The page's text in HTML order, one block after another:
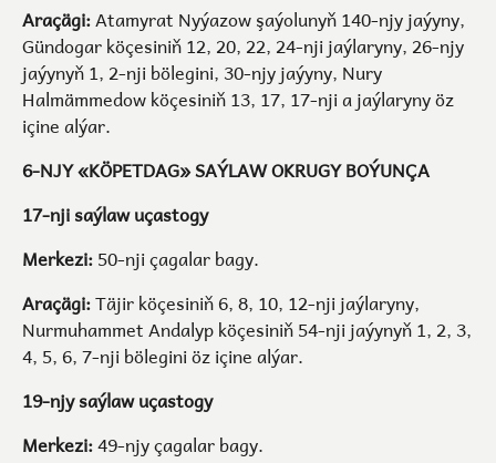
Araçägi:Atamyrat Nyýazow şaýolunyň 140-njy jaýyny,
Gündogar köçesiniň 12, 20, 22, 24-nji jaýlaryny, 26-njy
jaýynyň 1, 2-nji bölegini, 30-njy jaýyny, Nury
Halmämmedow köçesiniň 13, 17, 17-nji a jaýlaryny öz
içine alýar.
6-NJY «KÖPETDAG» SAÝLAW OKRUGY BOÝUNÇA
17-nji saýlaw uçastogy
Merkezi:50-nji çagalar bagy.
Araçägi:Täjir köçesiniň 6, 8, 10, 12-nji jaýlaryny,
Nurmuhammet Andalyp köçesiniň 54-nji jaýynyň 1, 2, 3,
4, 5, 6, 7-nji bölegini öz içine alýar.
19-njy saýlaw uçastogy
Merkezi:49-njy çagalar bagy.